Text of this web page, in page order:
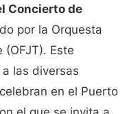
Concierto de
por la Orquesta
(OFJT). Este
las diversas
en el Puerto